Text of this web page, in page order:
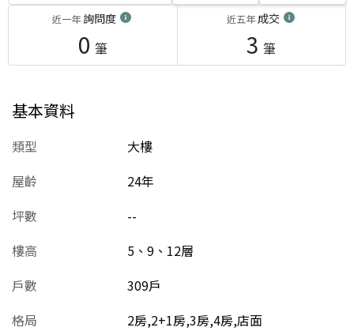
近一年詢問度
0 筆
近五年成交
3 筆
基本資料
類型
大樓
屋齡
24年
坪數
--
樓高
5、9、12層
戶數
309戶
格局
2房,2+1房,3房,4房,店面